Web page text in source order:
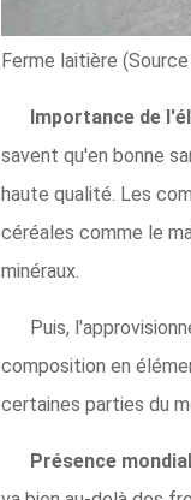
Ferme laitière
Importance de
savent qu'en bonne
haute qualité. Les
céréales comme le
minéraux.
Puis,
composition en
certaines parties du
Présence